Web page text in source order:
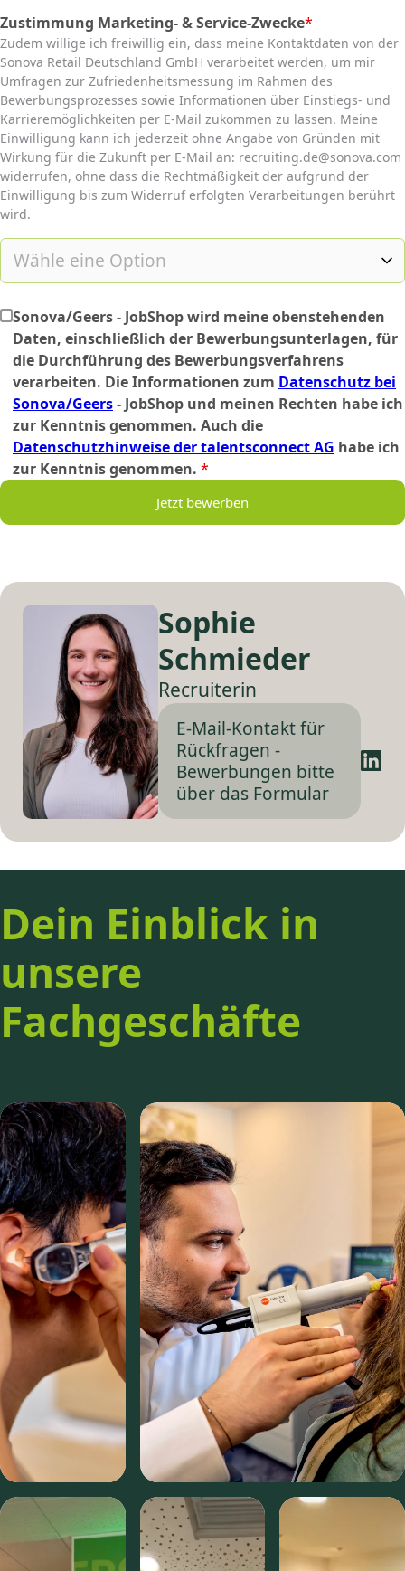
Zustimmung Marketing- & Service-Zwecke*
(required)
Zudem willige ich freiwillig ein, dass meine Kontaktdaten von der
Sonova Retail Deutschland GmbH verarbeitet werden, um mir
Umfragen zur Zufriedenheitsmessung im Rahmen des
Bewerbungsprozesses sowie Informationen über Einstiegs- und
Karrieremöglichkeiten per E-Mail zukommen zu lassen. Meine
Einwilligung kann ich jederzeit ohne Angabe von Gründen mit
Wirkung für die Zukunft per E-Mail an: recruiting.de@sonova.com
widerrufen, ohne dass die Rechtmäßigkeit der aufgrund der
Einwilligung bis zum Widerruf erfolgten Verarbeitungen berührt
wird.
Sonova/Geers - JobShop wird meine obenstehenden
Daten, einschließlich der Bewerbungsunterlagen, für
die Durchführung des Bewerbungsverfahrens
verarbeiten. Die Informationen zum Datenschutz bei
Sonova/Geers- JobShop und meinen Rechten habe ich
zur Kenntnis genommen. Auch die
Datenschutzhinweise der talentsconnect AG habe ich
zur Kenntnis genommen. *
Jetzt bewerben
Sophie
Schmieder
Recruiterin
E-Mail-Kontakt für
Rückfragen -
Bewerbungen bitte
über das Formular
Dein Einblick in
unsere
Fachgeschäfte